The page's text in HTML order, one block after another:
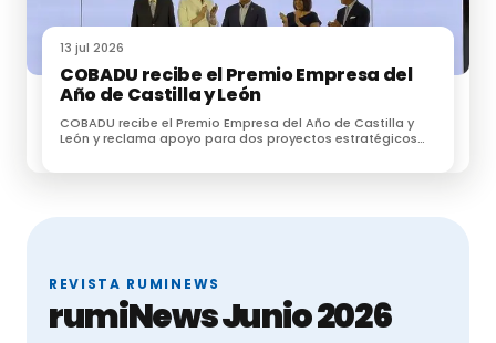
13 jul 2026
COBADU recibe el Premio Empresa del
Año de Castilla y León
COBADU recibe el Premio Empresa del Año de Castilla y
León y reclama apoyo para dos proyectos estratégicos
REVISTA RUMINEWS
rumiNews Junio 2026